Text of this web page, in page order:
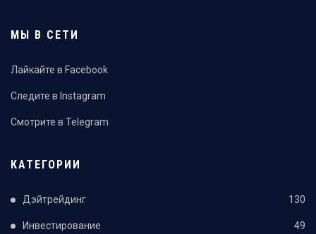
МЫ В СЕТИ
Лайкайте в Facebook
Следите в Instagram
Смотрите в Telegram
КАТЕГОРИИ
Дэйтрейдинг 130
Инвестирование 49